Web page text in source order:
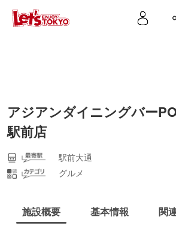
アジアンダイニングバー
駅前店
駅前大通
グルメ
施設概要 基本情報 関